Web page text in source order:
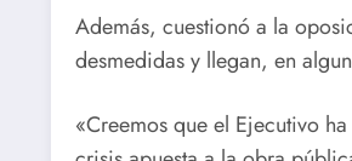
Además, cuestionó a la
desmedidas y llegan, en
«Creemos que el Ejecutivo